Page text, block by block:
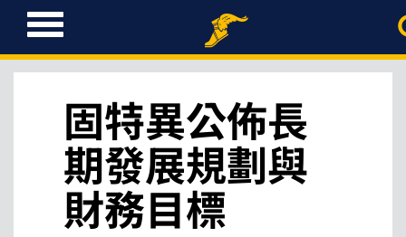
T
o
g
固特異公佈長
期發展規劃與
財務目標